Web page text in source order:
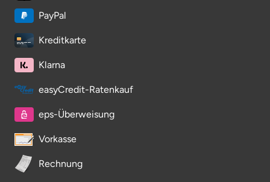
PayPal
Kreditkarte
Klarna
easyCredit-Ratenkauf
eps-Überweisung
Vorkasse
Rechnung